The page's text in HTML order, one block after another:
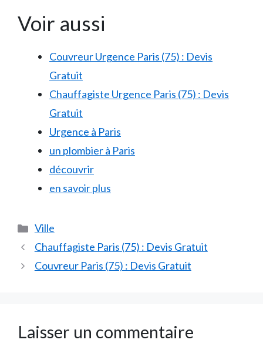
Voir aussi
Couvreur Urgence Paris (75) : Devis
Gratuit
Chauffagiste Urgence Paris (75) : Devis
Gratuit
Urgence à Paris
un plombier à Paris
découvrir
en savoir plus
Catégories
Ville
Chauffagiste Paris (75) : Devis Gratuit
Couvreur Paris (75) : Devis Gratuit
Laisser un commentaire